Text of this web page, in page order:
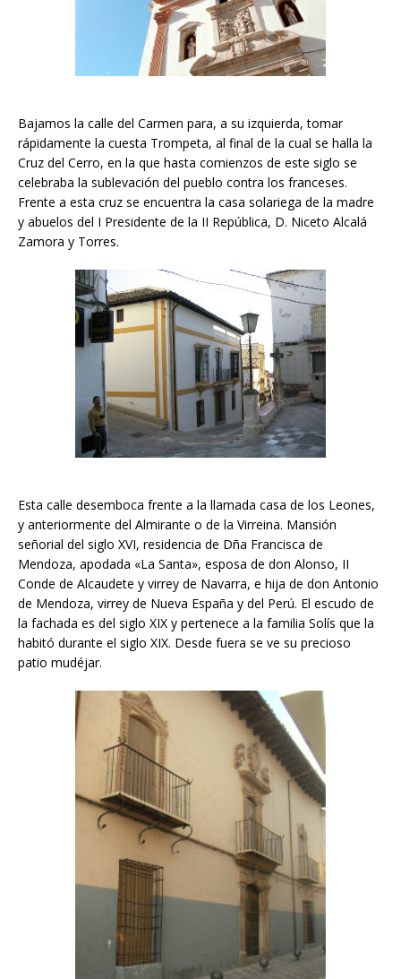
Bajamos la calle del Carmen para, a su izquierda, tomar
rápidamente la cuesta Trompeta, al final de la cual se halla la
Cruz del Cerro, en la que hasta comienzos de este siglo se
celebraba la sublevación del pueblo contra los franceses.
Frente a esta cruz se encuentra la casa solariega de la madre
y abuelos del I Presidente de la II República, D. Niceto Alcalá
Zamora y Torres.
Esta calle desemboca frente a la llamada casa de los Leones,
y anteriormente del Almirante o de la Virreina. Mansión
señorial del siglo XVI, residencia de Dña Francisca de
Mendoza, apodada «La Santa», esposa de don Alonso, II
Conde de Alcaudete y virrey de Navarra, e hija de don Antonio
de Mendoza, virrey de Nueva España y del Perú. El escudo de
la fachada es del siglo XIX y pertenece a la familia Solís que la
habitó durante el siglo XIX. Desde fuera se ve su precioso
patio mudéjar.